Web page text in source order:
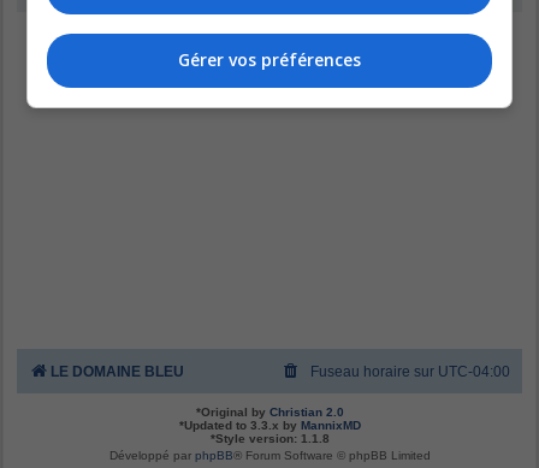
LE DOMAINE BLEU Fuseau horaire sur UTC-04:00
*Original by Christian 2.0
*Updated to 3.3.x by MannixMD
*Style version: 1.1.8
Développé par phpBB® Forum Software © phpBB Limited
Gérer vos préférences